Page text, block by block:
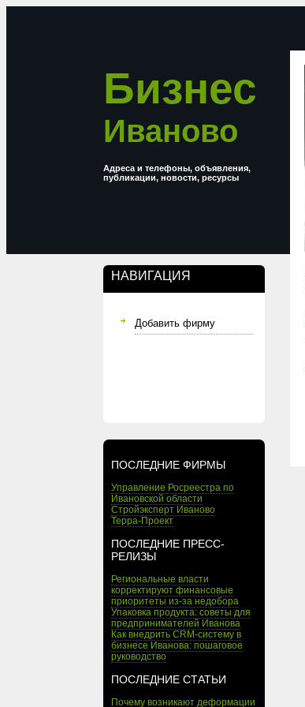
Бизнес
Иваново
Адреса и телефоны, объявления,
публикации, новости, ресурсы
НАВИГАЦИЯ
Добавить фирму
ПОСЛЕДНИЕ ФИРМЫ
Управление Росреестра по
Ивановской области
Стройэксперт Иваново
Терра-Проект
ПОСЛЕДНИЕ ПРЕСС-
РЕЛИЗЫ
Региональные власти
корректируют финансовые
приоритеты из-за недобора
Упаковка продукта: советы для
предпринимателей Иванова
Как внедрить CRM-систему в
бизнесе Иванова: пошаговое
руководство
ПОСЛЕДНИЕ СТАТЬИ
Почему возникают деформации